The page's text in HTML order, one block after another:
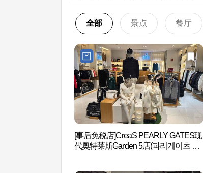
全部 景点 餐厅
[事后免税店]CreaS PEARLY GATES现
代奥特莱斯Garden 5店(파리게이츠 현